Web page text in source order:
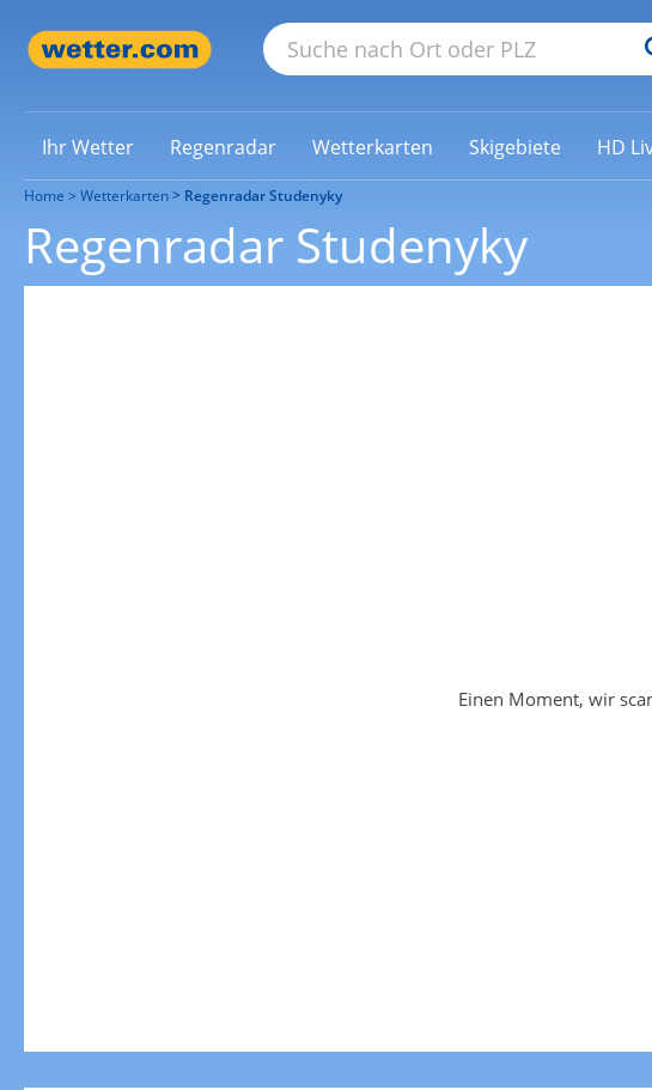
Ihr Wetter Regenradar Wetterkarten Skigebiete HD
Home Wetterkarten Regenradar Studenyky
Regenradar Studenyky
Einen Moment, wir